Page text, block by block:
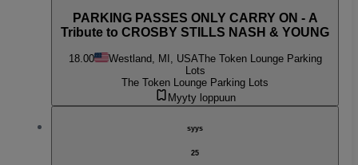
PARKING PASSES ONLY CARRY ON - A
Tribute to CROSBY STILLS NASH & YOUNG
18.00 Westland, MI, USAThe Token Lounge Parking
Lots
The Token Lounge Parking Lots
Myyty loppuun
syys
25